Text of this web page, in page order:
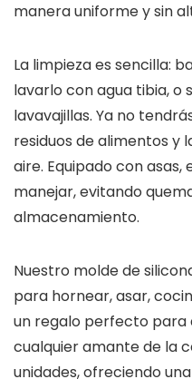
manera uniforme y sin
La limpieza es sencilla:
lavarlo con agua tibia,
lavavajillas. Ya no
residuos de alimentos y
aire. Equipado con
manejar, evitando
almacenamiento.
Nuestro molde de
para hornear, asar,
un regalo perfecto para
cualquier amante de la
unidades, ofreciendo